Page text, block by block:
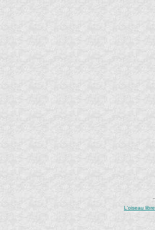
L'oiseau libre